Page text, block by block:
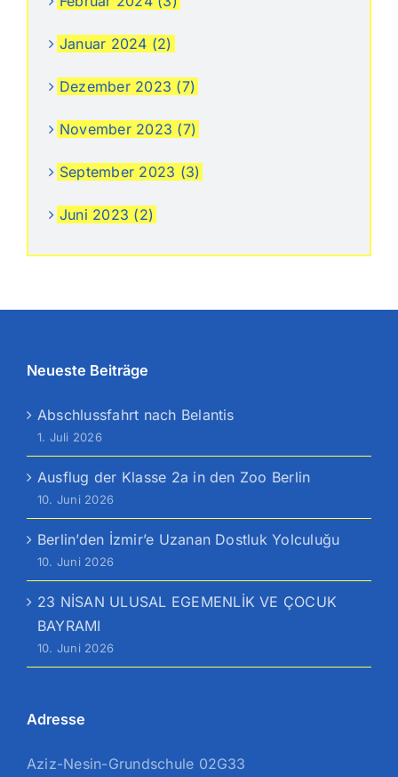
Januar 2024 (2)
Dezember 2023 (7)
November 2023 (7)
September 2023 (3)
Juni 2023 (2)
Neueste Beiträge
Abschlussfahrt nach Belantis
1. Juli 2026
Ausflug der Klasse 2a in den Zoo Berlin
10. Juni 2026
Berlin’den İzmir’e Uzanan Dostluk Yolculuğu
10. Juni 2026
23 NİSAN ULUSAL EGEMENLİK VE ÇOCUK
BAYRAMI
10. Juni 2026
Adresse
Aziz-Nesin-Grundschule 02G33